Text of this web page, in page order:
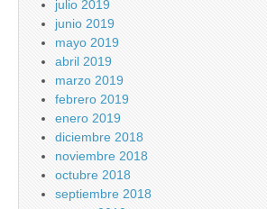
julio 2019
junio 2019
mayo 2019
abril 2019
marzo 2019
febrero 2019
enero 2019
diciembre 2018
noviembre 2018
octubre 2018
septiembre 2018